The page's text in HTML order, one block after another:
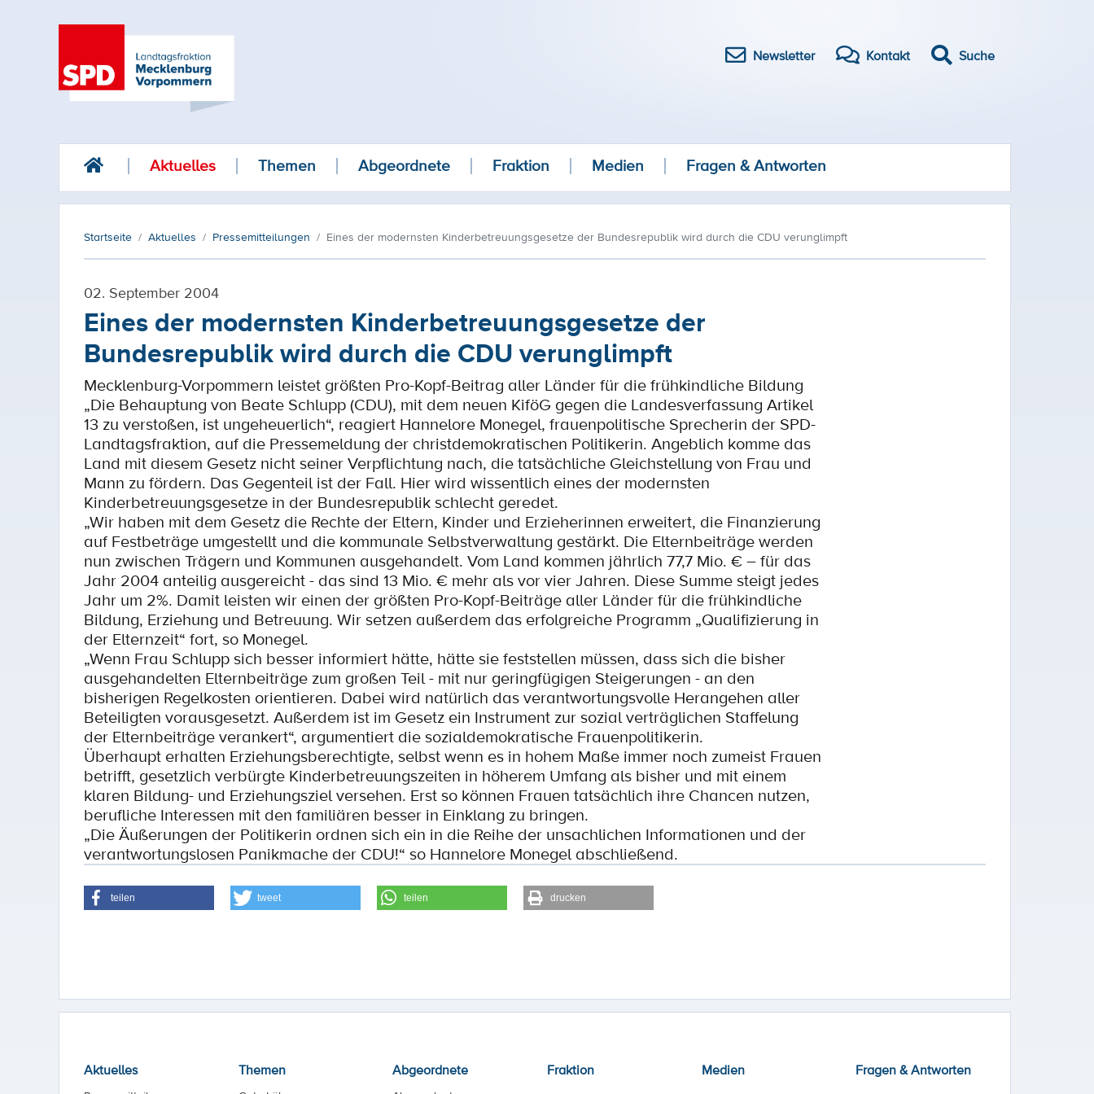
Newsletter Kontakt Suche
Aktuelles Themen Abgeordnete Fraktion Medien Fragen & Antworten
Startseite Aktuelles Pressemitteilungen Eines der modernsten Kinderbetreuungsgesetze der Bundesrepublik wird durch die CDU verunglimpft
02. September 2004
Eines der modernsten Kinderbetreuungsgesetze der
Bundesrepublik wird durch die CDU verunglimpft
Mecklenburg-Vorpommern leistet größten Pro-Kopf-Beitrag aller Länder für die frühkindliche Bildung
„Die Behauptung von Beate Schlupp (CDU), mit dem neuen KiföG gegen die Landesverfassung Artikel
13 zu verstoßen, ist ungeheuerlich“, reagiert Hannelore Monegel, frauenpolitische Sprecherin der SPD-
Landtagsfraktion, auf die Pressemeldung der christdemokratischen Politikerin. Angeblich komme das
Land mit diesem Gesetz nicht seiner Verpflichtung nach, die tatsächliche Gleichstellung von Frau und
Mann zu fördern. Das Gegenteil ist der Fall. Hier wird wissentlich eines der modernsten
Kinderbetreuungsgesetze in der Bundesrepublik schlecht geredet.
„Wir haben mit dem Gesetz die Rechte der Eltern, Kinder und Erzieherinnen erweitert, die Finanzierung
auf Festbeträge umgestellt und die kommunale Selbstverwaltung gestärkt. Die Elternbeiträge werden
nun zwischen Trägern und Kommunen ausgehandelt. Vom Land kommen jährlich 77,7 Mio. € – für das
Jahr 2004 anteilig ausgereicht - das sind 13 Mio. € mehr als vor vier Jahren. Diese Summe steigt jedes
Jahr um 2%. Damit leisten wir einen der größten Pro-Kopf-Beiträge aller Länder für die frühkindliche
Bildung, Erziehung und Betreuung. Wir setzen außerdem das erfolgreiche Programm „Qualifizierung in
der Elternzeit“ fort, so Monegel.
„Wenn Frau Schlupp sich besser informiert hätte, hätte sie feststellen müssen, dass sich die bisher
ausgehandelten Elternbeiträge zum großen Teil - mit nur geringfügigen Steigerungen - an den
bisherigen Regelkosten orientieren. Dabei wird natürlich das verantwortungsvolle Herangehen aller
Beteiligten vorausgesetzt. Außerdem ist im Gesetz ein Instrument zur sozial verträglichen Staffelung
der Elternbeiträge verankert“, argumentiert die sozialdemokratische Frauenpolitikerin.
Überhaupt erhalten Erziehungsberechtigte, selbst wenn es in hohem Maße immer noch zumeist Frauen
betrifft, gesetzlich verbürgte Kinderbetreuungszeiten in höherem Umfang als bisher und mit einem
klaren Bildung- und Erziehungsziel versehen. Erst so können Frauen tatsächlich ihre Chancen nutzen,
berufliche Interessen mit den familiären besser in Einklang zu bringen.
„Die Äußerungen der Politikerin ordnen sich ein in die Reihe der unsachlichen Informationen und der
verantwortungslosen Panikmache der CDU!“ so Hannelore Monegel abschließend.
teilen tweet teilen drucken
Aktuelles Themen Abgeordnete Fraktion Medien Fragen & Antworten